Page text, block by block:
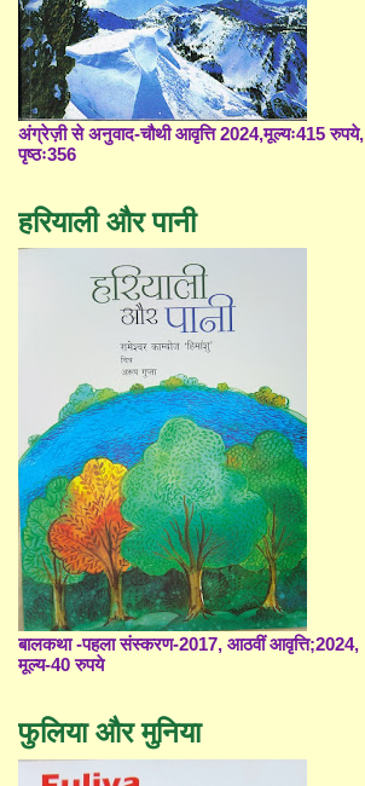
अंग्रेज़ी से अनुवाद-चौथी आवृत्ति 2024,मूल्यः415 रुपये,
पृष्ठः356
हरियाली और पानी
बालकथा -पहला संस्करण-2017, आठवीं आवृत्ति;2024,
मूल्य-40 रुपये
फुलिया और मुनिया